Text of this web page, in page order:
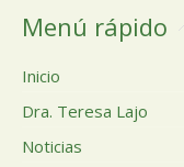
Menú rápido
Inicio
Dra. Teresa Lajo
Noticias